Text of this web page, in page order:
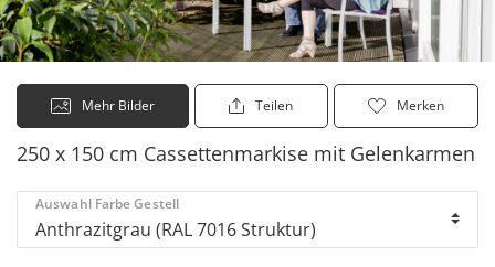
Mehr Bilder Teilen Merken
250 x 150 cm Cassettenmarkise mit Gelenkarmen
Auswahl Farbe Gestell